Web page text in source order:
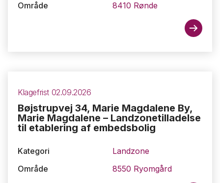
Område
8410 Rønde
Klagefrist 02.09.2026
Bøjstrupvej 34, Marie Magdalene By,
Marie Magdalene – Landzonetilladelse
til etablering af embedsbolig
Kategori
Landzone
Område
8550 Ryomgård